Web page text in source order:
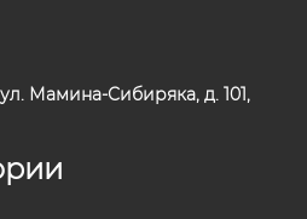
Мамина-Сибиряка, д. 101,